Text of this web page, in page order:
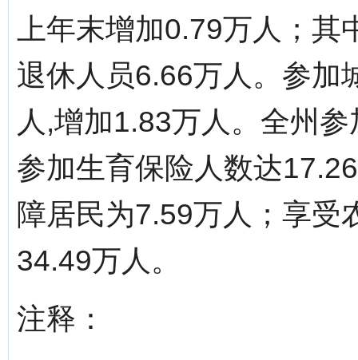
上年末增加0.79万人；
退休人员6.66万人。参加
人,增加1.83万人。全州
参加生育保险人数达
障居民为7.59万人；享受
34.49万人。
注释：